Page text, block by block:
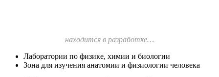
находится в разработке…
Лаборатории по физике, химии и биологии
Зона для изучения анатомии и физиологии человека